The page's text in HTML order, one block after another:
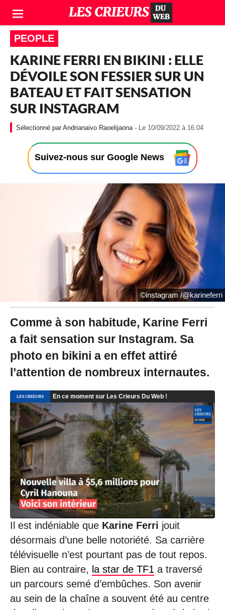
PEOPLE
KARINE FERRI EN BIKINI : ELLE
DÉVOILE SON FESSIER SUR UN
BATEAU ET FAIT SENSATION
SUR INSTAGRAM
Andrianaivo Raoelijaona - Le 10/09/2022 à 16:04
0
à
6
0
4
Suivez-nous sur Google News
©instagram /@karineferri
Comme à son habitude, Karine Ferri
a fait sensation sur Instagram. Sa
photo en bikini a en effet attiré
l’attention de nombreux internautes.
Il est indéniable que Karine Ferri jouit
désormais d’une belle notoriété. Sa carrière
télévisuelle n’est pourtant pas de tout repos.
Bien au contraire, la star de TF1 a traversé
un parcours semé d’embûches. Son avenir
au sein de la chaîne a souvent été au centre